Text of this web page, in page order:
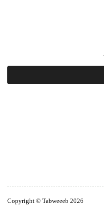
Copyright © Tabweeeb 2026